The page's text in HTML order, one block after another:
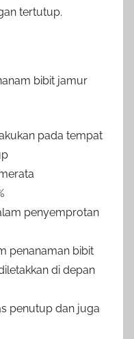
tertutup.
bibit jamur
pada tempat
penyemprotan
penanaman bibit
di depan
penutup dan juga